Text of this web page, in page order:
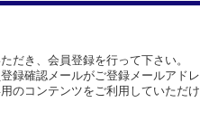
だき、会員登録を行って下さい。
録確認メールがご登録メールアド
のコンテンツをご利用していただけ